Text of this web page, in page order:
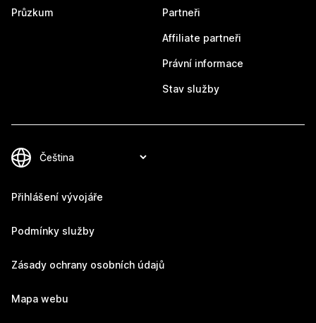
Průzkum Partneři
Affiliate partneři
Právní informace
Stav služby
Přihlášení vývojáře
Podmínky služby
Zásady ochrany osobních údajů
Mapa webu